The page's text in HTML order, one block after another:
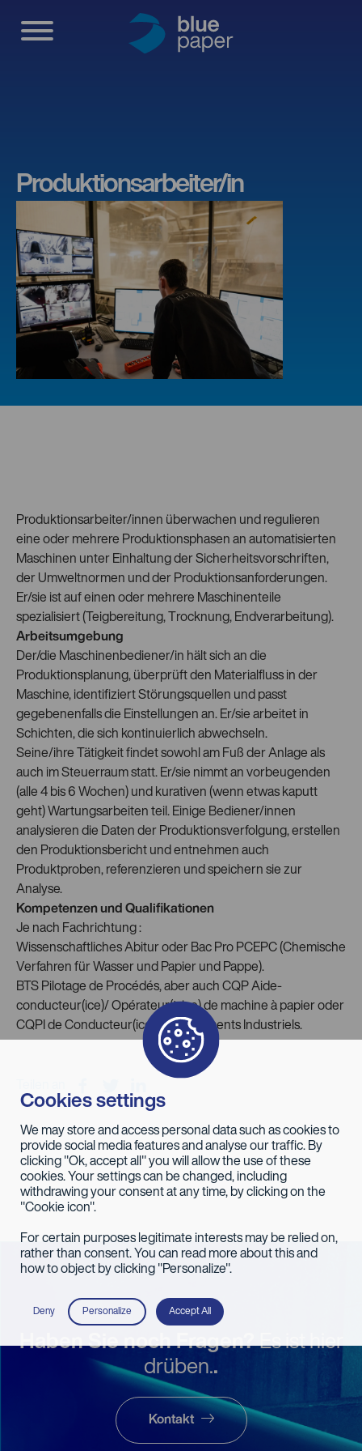
Produktionsarbeiter/in
Produktionsarbeiter/in
Produktionsarbeiter/innen überwachen und regulieren
eine oder mehrere Produktionsphasen an automatisierten
Maschinen unter Einhaltung der Sicherheitsvorschriften,
der Umweltnormen und der Produktionsanforderungen.
Er/sie ist auf einen oder mehrere Maschinenteile
spezialisiert (Teigbereitung, Trocknung, Endverarbeitung).
Arbeitsumgebung
Der/die Maschinenbediener/in hält sich an die
Produktionsplanung, überprüft den Materialfluss in der
Maschine, identifiziert Störungsquellen und passt
gegebenenfalls die Einstellungen an. Er/sie arbeitet in
Schichten, die sich kontinuierlich abwechseln.
Seine/ihre Tätigkeit findet sowohl am Fuß der Anlage als
auch im Steuerraum statt. Er/sie nimmt an vorbeugenden
(alle 4 bis 6 Wochen) und kurativen (wenn etwas kaputt
geht) Wartungsarbeiten teil. Einige Bediener/innen
analysieren die Daten der Produktionsverfolgung, erstellen
den Produktionsbericht und entnehmen auch
Produktproben, referenzieren und speichern sie zur
Analyse.
Kompetenzen und Qualifikationen
Je nach Fachrichtung :
Wissenschaftliches Abitur oder Bac Pro PCEPC (Chemische
Verfahren für Wasser und Papier und Pappe).
BTS Pilotage de Procédés, aber auch CQP Aide-
conducteur(ice)/ Opérateur(trice) de machine à papier oder
CQPI de Conducteur(ice) d’Équipements Industriels.
Haben Sie noch Fragen?Es ist hier
drüben..
Kontakt
Cookies settings
We may store and access personal data such as cookies to
provide social media features and analyse our traffic. By
clicking "Ok, accept all" you will allow the use of these
cookies. Your settings can be changed, including
withdrawing your consent at any time, by clicking on the
"Cookie icon".
For certain purposes legitimate interests may be relied on,
rather than consent. You can read more about this and
how to object by clicking "Personalize".
Deny Personalize Accept All